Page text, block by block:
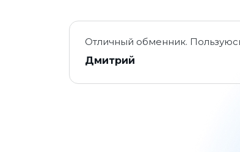
Отличный обменник.
Дмитрий